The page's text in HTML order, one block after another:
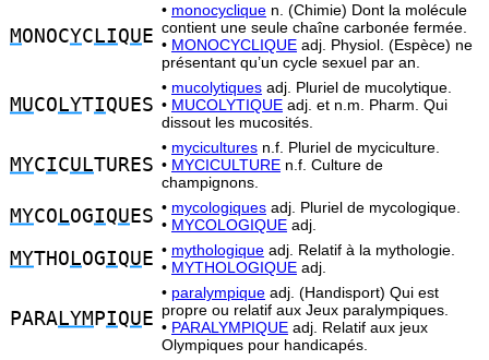
MONOCYC LIQU E
• monocyclique n. (Chimie) Dont la molécule
contient une seule chaîne carbonée fermée.
• MONOCYCLIQUE adj. Physiol. (Espèce) ne
présentant qu’un cycle sexuel par an.
MUCO LYTIQUES
• mucolytiques adj. Pluriel de mucolytique.
• MUCOLYTIQUE adj. et n.m. Pharm. Qui
dissout les mucosités.
MYCICULTURES
• mycicultures n.f. Pluriel de myciculture.
• MYCICULTURE n.f. Culture de
champignons.
MYCO LOGIQU ES • mycologiques adj. Pluriel de mycologique.
• MYCOLOGIQUE adj.
MYTHO LOGIQU E • mythologique adj. Relatif à la mythologie.
• MYTHOLOGIQUE adj.
PARALYM PIQU E
• paralympique adj. (Handisport) Qui est
propre ou relatif aux Jeux paralympiques.
• PARALYMPIQUE adj. Relatif aux jeux
Olympiques pour handicapés.